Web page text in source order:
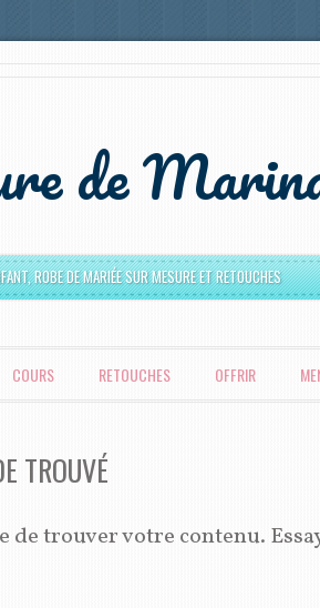
de
ROBE DE MARIÉE SUR MESURE ET RETOUCHES
COURS RETOUCHES OFFRIR
TROUVÉ
trouver votre contenu.